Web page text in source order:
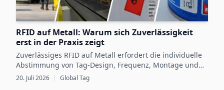
RFID auf Metall: Warum sich Zuverlässigkeit
erst in der Praxis zeigt
Zuverlässiges RFID auf Metall erfordert die individuelle
Abstimmung von Tag-Design, Frequenz, Montage und
Betriebsbedingungen sowie eine gründliche Validierung
im praktischen Einsatz.
20. Juli 2026 | Global Tag